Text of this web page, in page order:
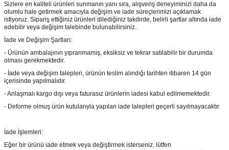
Sizlere en kaliteli ürünleri sunmanın yanı sıra, alışveriş deneyiminizi daha da
olumlu hale getirmek amacıyla değişim ve iade süreçlerimizi açıklamak
istiyoruz. Sipariş ettiğiniz ürünleri dilediğiniz takdirde, belirli şartlar altında iade
edebilir veya değişim talebinde bulunabilirsiniz.
İade ve Değişim Şartları:
- Ürünün ambalajının yıpranmamış, eksiksiz ve tekrar satılabilir bir durumda
olması gerekmektedir.
- İade veya değişim talepleri, ürünün teslim alındığı tarihten itibaren 14 gün
içerisinde yapılmalıdır.
- Anlaşmalı kargo dışı veya faturasız ürünlerin iadesi kabul edilmemektedir.
- Deforme olmuş ürün kutularıyla yapılan iade talepleri geçerli sayılmayacaktır.
İade İşlemleri:
Eğer bir ürünü iade etmek veya değiştirmek isterseniz, lütfen